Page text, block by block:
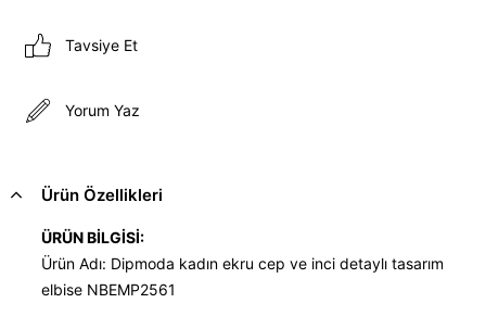
Tavsiye Et
Yorum Yaz
Ürün Özellikleri
ÜRÜN BİLGİSİ:
Ürün Adı: Dipmoda kadın ekru cep ve inci detaylı tasarım
elbise NBEMP2561